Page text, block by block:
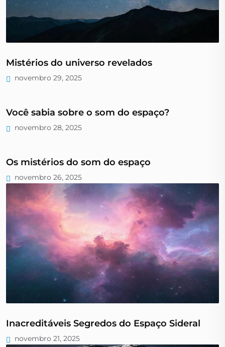
Mistérios do universo revelados
novembro 29, 2025
Você sabia sobre o som do espaço?
novembro 28, 2025
Os mistérios do som do espaço
novembro 26, 2025
Inacreditáveis Segredos do Espaço Sideral
novembro 21, 2025